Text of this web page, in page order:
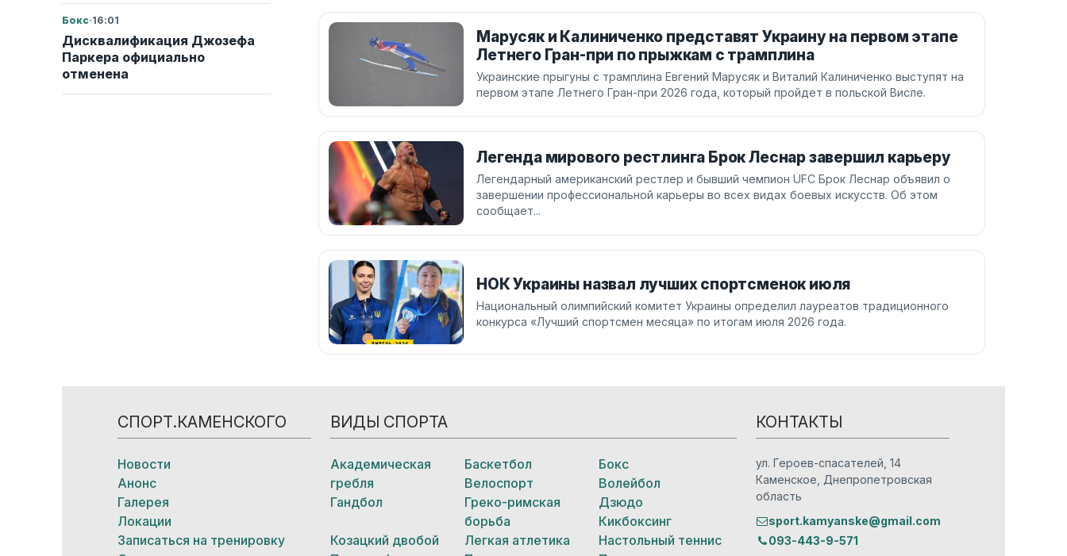
Бокс·16:01
Дисквалификация Джозефа
Паркера официально
отменена
Марусяк и Калиниченко представят Украину на первом этапе
Летнего Гран-при по прыжкам с трамплина
Украинские прыгуны с трамплина Евгений Марусяк и Виталий Калиниченко выступят на
первом этапе Летнего Гран-при 2026 года, который пройдет в польской Висле.
Легенда мирового рестлинга Брок Леснар завершил карьеру
Легендарный американский рестлер и бывший чемпион UFC Брок Леснар объявил о
завершении профессиональной карьеры во всех видах боевых искусств. Об этом
сообщает...
НОК Украины назвал лучших спортсменок июля
Национальный олимпийский комитет Украины определил лауреатов традиционного
конкурса «Лучший спортсмен месяца» по итогам июля 2026 года.
СПОРТ.КАМЕНСКОГО
Новости
Анонс
Галерея
Локации
Записаться на тренировку
ВИДЫ СПОРТА
Академическая
гребля
Баскетбол
Бокс
Велоспорт
Волейбол
Гандбол
Греко-римская
борьба
Дзюдо
Кикбоксинг
Козацкий двобой
Легкая атлетика
Настольный теннис
КОНТАКТЫ
ул. Героев-спасателей, 14
Каменское, Днепропетровская
область
sport.kamyanske@gmail.com
093-443-9-571